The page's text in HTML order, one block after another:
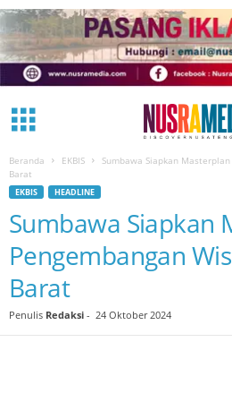
Beranda EKBIS
Sumbawa Siapkan
Barat
EKBIS HEADLINE
Sumbawa Siapkan
Pengembangan
Barat
Penulis Redaksi - 24 Oktober 2024